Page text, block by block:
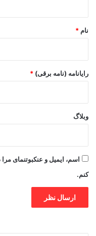
نام *
رایانامه (نامه برقی) *
وبلاگ
اسم، ایمیل و عنکبوتنمای مرا
کنم.